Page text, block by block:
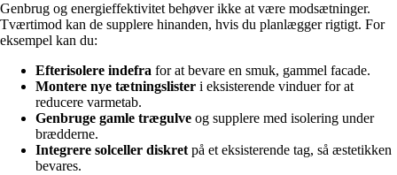
Genbrug og energieffektivitet behøver ikke at være modsætninger.
Tværtimod kan de supplere hinanden, hvis du planlægger rigtigt. For
eksempel kan du:
Efterisolere indefra for at bevare en smuk, gammel facade.
Montere nye tætningslister i eksisterende vinduer for at
reducere varmetab.
Genbruge gamle trægulve og supplere med isolering under
brædderne.
Integrere solceller diskret på et eksisterende tag, så æstetikken
bevares.